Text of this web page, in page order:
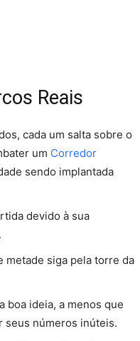
Reais
cada um salta sobre o
um Corredor
sendo implantada
devido à sua
metade siga pela torre da
boa ideia, a menos que
seus números inúteis.